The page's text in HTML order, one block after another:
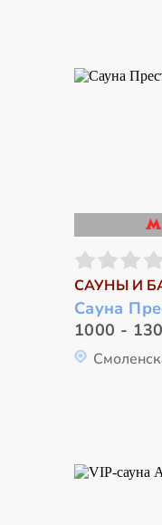
САУНЫ И
Сауна
1000 -